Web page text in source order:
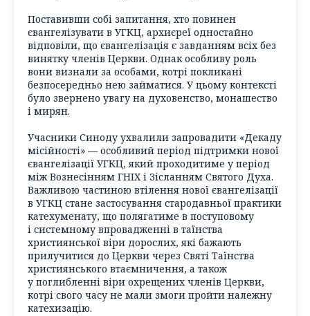
Поставивши собі запитання, хто повинен
євангелізувати в УГКЦ, архиєреї одностайно
відповіли, що євангелізація є завданням всіх без
винятку членів Церкви. Однак особливу роль
вони визнали за особами, котрі покликані
безпосередньо нею займатися. У цьому контексті
було звернено увагу на духовенство, монашество
і мирян.
Учасники Синоду ухвалили запровадити «Декаду
місійності» — особливий період підтримки нової
євангелізації УГКЦ, який проходитиме у період
між Вознесінням ГНІХ і Зісланням Святого Духа.
Важливою частиною втілення нової євангелізації
в УГКЦ стане застосування стародавньої практики
катехуменату, що полягатиме в поступовому
і системному впровадженні в таїнства
християнської віри дорослих, які бажають
прилучитися до Церкви через Святі Таїнства
християнського втаємничення, а також
у поглибленні віри охрещених членів Церкви,
котрі свого часу не мали змоги пройти належну
катехизацію.